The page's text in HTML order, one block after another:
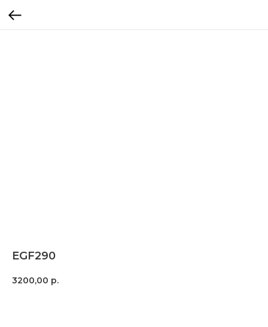
EGF290
3200,00 р.